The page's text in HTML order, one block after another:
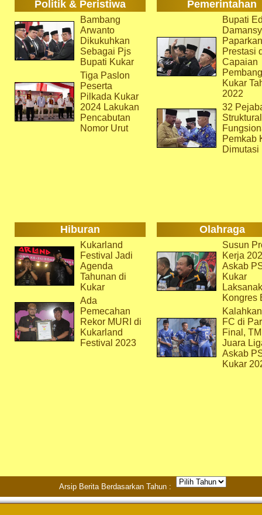
Politik & Peristiwa Pemerintahan
Bambang
Arwanto
Dikukuhkan
Sebagai Pjs
Bupati Kukar
Tiga Paslon
Peserta
Pilkada Kukar
2024 Lakukan
Pencabutan
Nomor Urut
Bupati
Paparkan
Prestasi
Capaian
Kukar
2022
32
Pemkab
Dimutasi
Hiburan Olahraga
Kukarland
Festival Jadi
Agenda
Tahunan di
Kukar
Ada
Pemecahan
Rekor MURI di
Kukarland
Festival 2023
Susun
Kerja
Askab
Kukar
Kongres
FC di
Final,
Juara
Askab
Kukar
Arsip Berita Berdasarkan Tahun :